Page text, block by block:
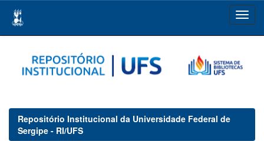
navigation
Repositório Institucional da Universidade Federal de
Sergipe - RI/UFS